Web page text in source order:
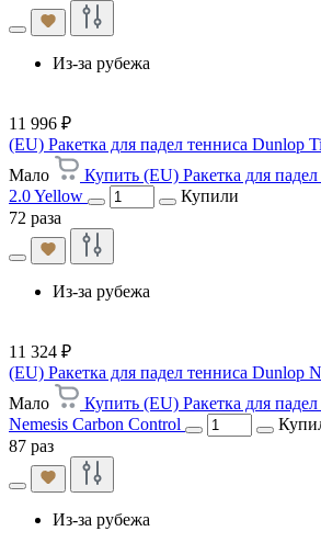
Из-за рубежа
11 996 ₽
(EU) Ракетка для падел тенниса Dunlop
Мало
Купить (EU) Ракетка для
2.0 Yellow
Купили
72 раза
Из-за рубежа
11 324 ₽
(EU) Ракетка для падел тенниса Dunlop
Мало
Купить (EU) Ракетка для
Nemesis Carbon Control
87 раз
Из-за рубежа